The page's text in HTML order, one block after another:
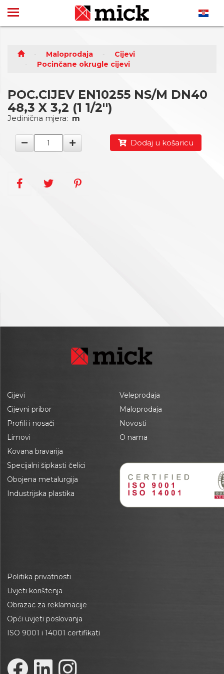
Maloprodaja
Cijevi
Pocinčane okrugle cijevi
POC.CIJEV EN10255 NS/M DN40
48,3 X 3,2 (1 1/2'')
Jedinična mjera: m
Dodaj u košaricu
Cijevi
Cijevni pribor
Profili i nosači
Limovi
Kovana bravarija
Specijalni šipkasti čelici
Obojena metalurgija
Industrijska plastika
Veleprodaja
Maloprodaja
Novosti
O nama
Politika privatnosti
Uvjeti korištenja
Obrazac za reklamacije
Opći uvjeti poslovanja
ISO 9001 i 14001 certifikati